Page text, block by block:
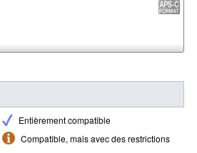
Entièrement compatible
Compatible, mais avec des restrictions